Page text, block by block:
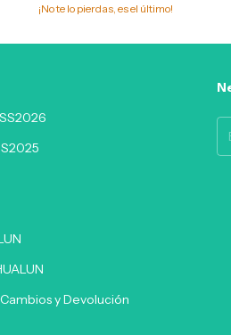
¡No te lo pierdas, es el último!
y Devolución